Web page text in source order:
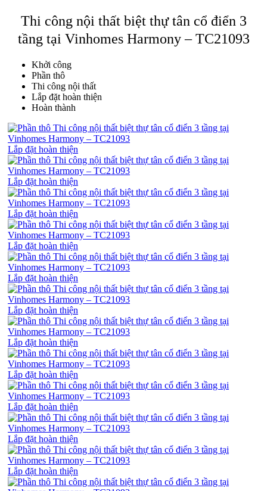
Thi công nội thất biệt thự tân cổ điển 3
tầng tại Vinhomes Harmony – TC21093
Khởi công
Phần thô
Thi công nội thất
Lắp đặt hoàn thiện
Hoàn thành
Lắp đặt hoàn thiện
Lắp đặt hoàn thiện
Lắp đặt hoàn thiện
Lắp đặt hoàn thiện
Lắp đặt hoàn thiện
Lắp đặt hoàn thiện
Lắp đặt hoàn thiện
Lắp đặt hoàn thiện
Lắp đặt hoàn thiện
Lắp đặt hoàn thiện
Lắp đặt hoàn thiện